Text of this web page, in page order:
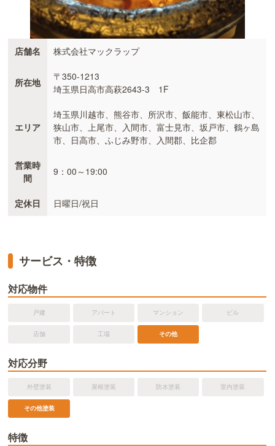
店舗名 株式会社マックラップ
所在地
〒350-1213
埼玉県日高市高萩2643-3 1F
エリア
埼玉県川越市、熊谷市、所沢市、飯能市、東松山市、
狭山市、上尾市、入間市、富士見市、坂戸市、鶴ヶ島
市、日高市、ふじみ野市、入間郡、比企郡
営業時
間
9：00～19:00
定休日 日曜日/祝日
サービス・特徴
対応物件
戸建 アパート マンション ビル
店舗 工場 その他
対応分野
外壁塗装 屋根塗装 防水塗装 室内塗装
その他塗装
特徴